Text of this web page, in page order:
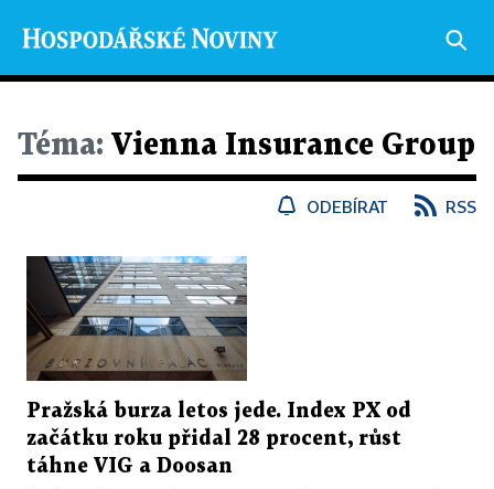
Téma: Vienna Insurance Group
ODEBÍRAT RSS
Pražská burza letos jede. Index PX od
začátku roku přidal 28 procent, růst
táhne VIG a Doosan